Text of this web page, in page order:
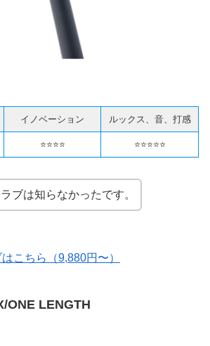
イノベーション ルックス、音、打感
⭐️⭐️⭐️⭐️ ⭐️⭐️⭐️⭐️⭐️
ブは知らなかったです。
こちら（9,880円〜）
ONE LENGTH